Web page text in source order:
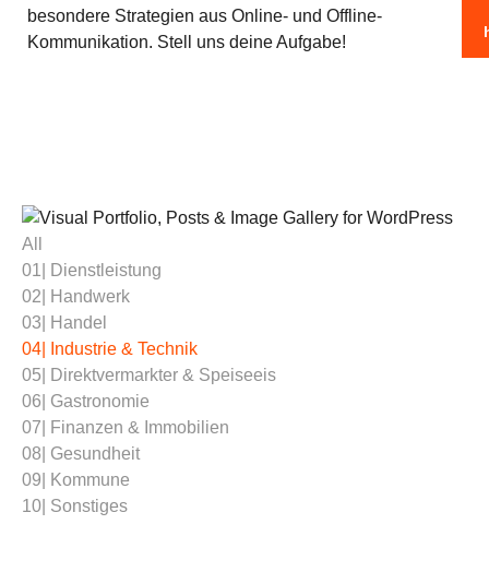
besondere Strategien aus Online- und Offline-
Kommunikation. Stell uns deine Aufgabe!
All
01| Dienstleistung
02| Handwerk
03| Handel
04| Industrie & Technik
05| Direktvermarkter & Speiseeis
06| Gastronomie
07| Finanzen & Immobilien
08| Gesundheit
09| Kommune
10| Sonstiges